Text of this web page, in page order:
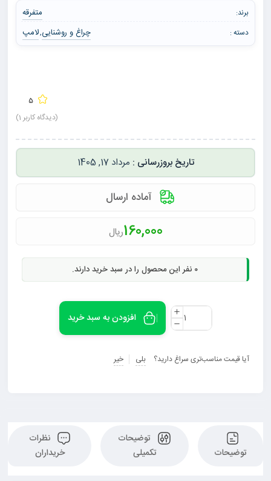
برند: متفرقه
دسته : چراغ و روشنایی,لامپ
5
(دیدگاه کاربر 1
)
مرداد 17, 1405
آماده ارسال
160,000ریال
0 نفر این محصول را در سبد خرید دارند.
افزودن به سبد خرید
آیا قیمت مناسب‌تری سراغ دارید؟ بلی خیر
توضیحات
توضیحات
تکمیلی
نظرات
خریداران